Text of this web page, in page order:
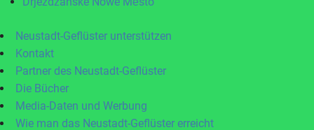
Neustadt-Geflüster unterstützen
Kontakt
Partner des Neustadt-Geflüster
Die Bücher
Media-Daten und Werbung
Wie man das Neustadt-Geflüster erreicht